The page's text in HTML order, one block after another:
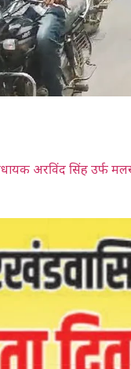
अरविंद सिंह उर्फ